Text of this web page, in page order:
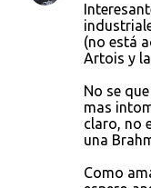
(no está
Artois y
No se
mas
claro, no
una
Como